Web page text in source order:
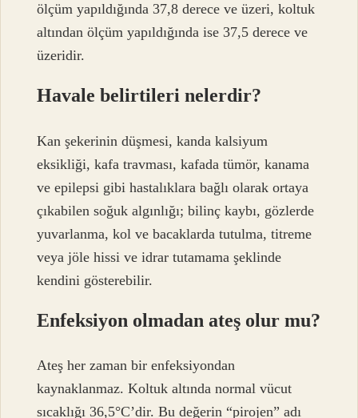
ölçüm yapıldığında 37,8 derece ve üzeri, koltuk
altından ölçüm yapıldığında ise 37,5 derece ve
üzeridir.
Havale belirtileri nelerdir?
Kan şekerinin düşmesi, kanda kalsiyum
eksikliği, kafa travması, kafada tümör, kanama
ve epilepsi gibi hastalıklara bağlı olarak ortaya
çıkabilen soğuk algınlığı; bilinç kaybı, gözlerde
yuvarlanma, kol ve bacaklarda tutulma, titreme
veya jöle hissi ve idrar tutamama şeklinde
kendini gösterebilir.
Enfeksiyon olmadan ateş olur mu?
Ateş her zaman bir enfeksiyondan
kaynaklanmaz. Koltuk altında normal vücut
sıcaklığı 36,5°C’dir. Bu değerin “pirojen” adı